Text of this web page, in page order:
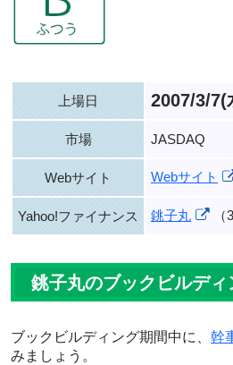
上場日 2007/3/7(
市場 JASDAQ
Webサイト Webサイト
Yahoo!ファイナンス 銚子丸 （
銚子丸のブックビルディ
ブックビルディング期間中に、 幹
みましょう。